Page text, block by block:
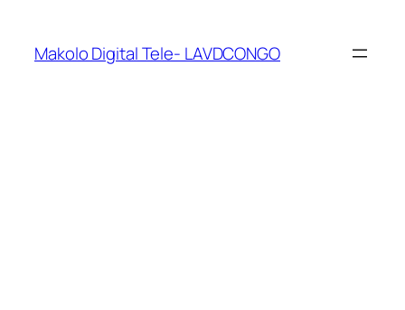
Makolo Digital Tele- LAVDCONGO